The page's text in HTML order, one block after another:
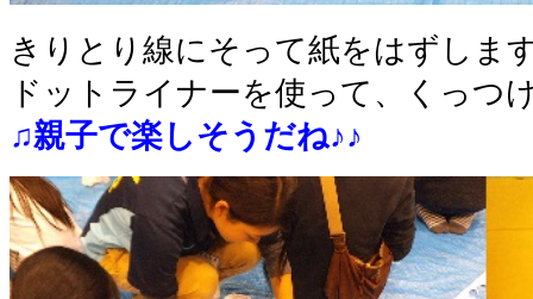
きりとり線にそって紙をはずしま
ドットライナーを使って、くっつ
♫親子で楽しそうだね♪♪